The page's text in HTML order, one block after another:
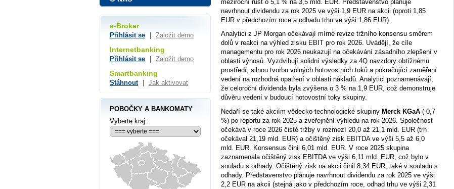
meziroční růst o 5,1 % na 3,5 mld. EUR. Představenstvo plánuje
navrhnout dividendu za rok 2025 ve výši 1,9 EUR na akcii (oproti 1,85
EUR v předchozím roce a odhadu trhu ve výši 1,86 EUR).
Analytici z JP Morgan očekávají mírné revize tržního konsensu směrem
dolů v reakci na výhled zisku EBIT pro rok 2026. Uvádějí, že cíle
managementu pro rok 2026 neukazují na očekávání zásadního zlepšení v
oblasti výnosů. Vyzdvihují solidní výsledky za 4Q navzdory obtížnému
prostředí, silnou tvorbu volných hotovostních toků a pokračující zaměření
vedení na rozhodná opatření v oblasti nákladů. Analytici poznamenávají,
že celoroční dividenda byla zvýšena o 3 % na 1,9 EUR, což demonstruje
důvěru vedení v budoucí hotovostní toky skupiny.
Nedaří se také akciím vědecko-technologické skupiny Merck KGaA (-0,7
%) po reportu za rok 2025 a zveřejnění výhledu na rok 2026. Společnost
očekává v roce 2026 čisté tržby v rozmezí 20,0 až 21,1 mld. EUR (trh
očekával 21,19 mld. EUR) a očištěný zisk EBITDA ve výši 5,5 až 6,0
mld. EUR. Konsensus činil 6,01 mld. EUR. V roce 2025 skupina
zaznamenala očištěný zisk EBITDA ve výši 6,11 mld. EUR, což bylo v
souladu s odhady. Očištěný zisk na akcii činil 8,34 EUR, také v souladu s
odhady. Představenstvo plánuje navrhnout dividendu za rok 2025 ve výši
2,2 EUR na akcii (stejná jako v předchozím roce, odhad trhu ve výši 2,31
e-Broker
Přihlásit se Založit demo
Internetbanking
Přihlásit se Založit demo
Smartbanking
Stáhnout Jak aktivovat
POBOČKY A BANKOMATY
Vyberte kraj: